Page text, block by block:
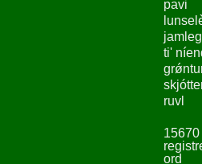
pavi
ti'
ruvl
15670
ord